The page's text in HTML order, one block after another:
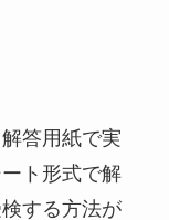
答用紙で実
ト形式で解
する方法が